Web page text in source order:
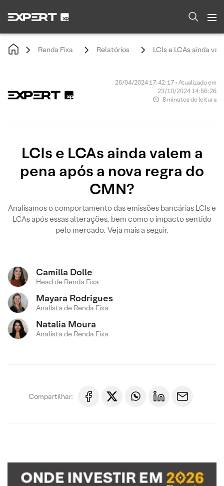
Renda Fixa Relatórios LCIs e LCAs ainda
26/04/2024 17:42:17 • Atualizado em
23/10/2024 14:56:26
8 minutos de leitura
LCIs e LCAs ainda valem a
pena após a nova regra do
CMN?
Analisamos o comportamento das emissões bancárias LCIs e
LCAs após essas alterações, bem como o impacto sentido
pelo mercado. Veja mais a seguir.
Camilla Dolle
Head de Renda Fixa
Mayara Rodrigues
Analista de Renda Fixa
Natalia Moura
Analista de Renda Fixa
Compartilhar: